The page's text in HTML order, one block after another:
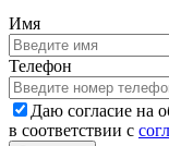
Имя
Телефон
Даю согласие на
в соответствии с